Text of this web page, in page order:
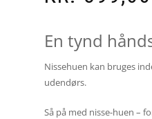
En tynd
Nissehuen kan bruges
udendørs.
Så på med nisse-huen –